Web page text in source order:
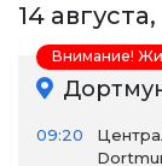
14
09:20
Внимание!